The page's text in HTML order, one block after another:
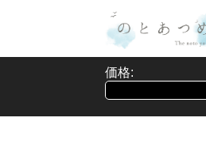
価格: